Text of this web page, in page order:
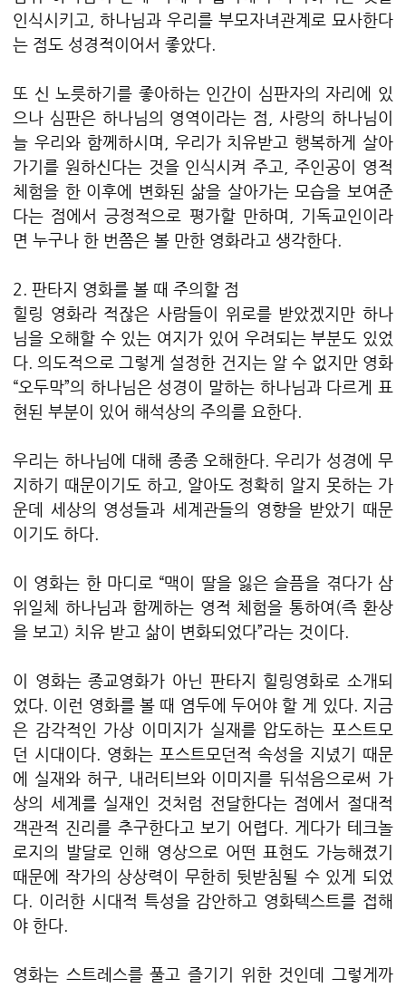
인식시키고, 하나님과 우리를 부모자녀관계로 묘사한다
는 점도 성경적이어서 좋았다.
또 신 노릇하기를 좋아하는 인간이 심판자의 자리에 있
으나 심판은 하나님의 영역이라는 점, 사랑의 하나님이
늘 우리와 함께하시며, 우리가 치유받고 행복하게 살아
가기를 원하신다는 것을 인식시켜 주고, 주인공이 영적
체험을 한 이후에 변화된 삶을 살아가는 모습을 보여준
다는 점에서 긍정적으로 평가할 만하며, 기독교인이라
면 누구나 한 번쯤은 볼 만한 영화라고 생각한다.
2. 판타지 영화를 볼 때 주의할 점
힐링 영화라 적잖은 사람들이 위로를 받았겠지만 하나
님을 오해할 수 있는 여지가 있어 우려되는 부분도 있었
다. 의도적으로 그렇게 설정한 건지는 알 수 없지만 영화
“오두막”의 하나님은 성경이 말하는 하나님과 다르게 표
현된 부분이 있어 해석상의 주의를 요한다.
우리는 하나님에 대해 종종 오해한다. 우리가 성경에 무
지하기 때문이기도 하고, 알아도 정확히 알지 못하는 가
운데 세상의 영성들과 세계관들의 영향을 받았기 때문
이기도 하다.
이 영화는 한 마디로 “맥이 딸을 잃은 슬픔을 겪다가 삼
위일체 하나님과 함께하는 영적 체험을 통하여(즉 환상
을 보고) 치유 받고 삶이 변화되었다”라는 것이다.
이 영화는 종교영화가 아닌 판타지 힐링영화로 소개되
었다. 이런 영화를 볼 때 염두에 두어야 할 게 있다. 지금
은 감각적인 가상 이미지가 실재를 압도하는 포스트모
던 시대이다. 영화는 포스트모던적 속성을 지녔기 때문
에 실재와 허구, 내러티브와 이미지를 뒤섞음으로써 가
상의 세계를 실재인 것처럼 전달한다는 점에서 절대적
객관적 진리를 추구한다고 보기 어렵다. 게다가 테크놀
로지의 발달로 인해 영상으로 어떤 표현도 가능해졌기
때문에 작가의 상상력이 무한히 뒷받침될 수 있게 되었
다. 이러한 시대적 특성을 감안하고 영화텍스트를 접해
야 한다.
영화는 스트레스를 풀고 즐기기 위한 것인데 그렇게까